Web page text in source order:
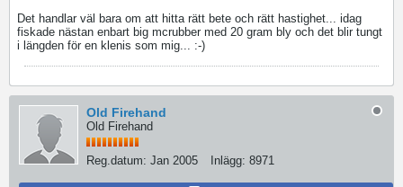
Det handlar väl bara om att hitta rätt bete och rätt hastighet... idag
fiskade nästan enbart big mcrubber med 20 gram bly och det blir tungt
i längden för en klenis som mig... :-)
Old Firehand
Old Firehand
Reg.datum: Jan 2005 Inlägg: 8971